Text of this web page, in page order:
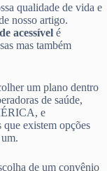
qualidade de vida e
nosso artigo.
acessível é
mas também
um plano dentro
de saúde,
e
existem opções
de um convênio